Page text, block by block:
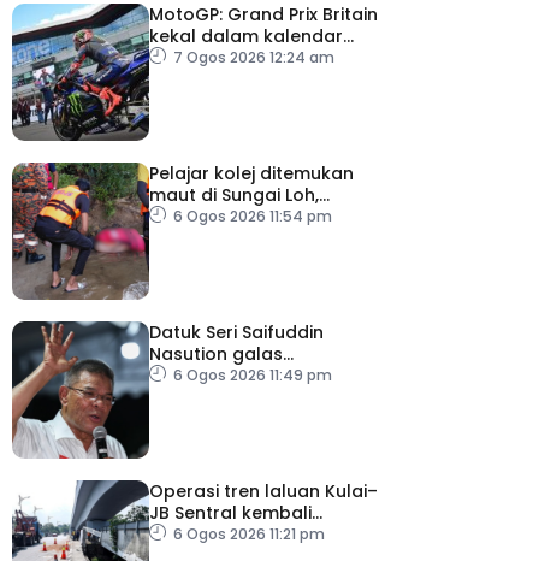
MotoGP: Grand Prix Britain
kekal dalam kalendar
hingga 2028
7 Ogos 2026 12:24 am
Pelajar kolej ditemukan
maut di Sungai Loh,
Dungun
6 Ogos 2026 11:54 pm
Datuk Seri Saifuddin
Nasution galas
sementara tugas
6 Ogos 2026 11:49 pm
Operasi tren laluan Kulai–
JB Sentral kembali
beroperasi
6 Ogos 2026 11:21 pm